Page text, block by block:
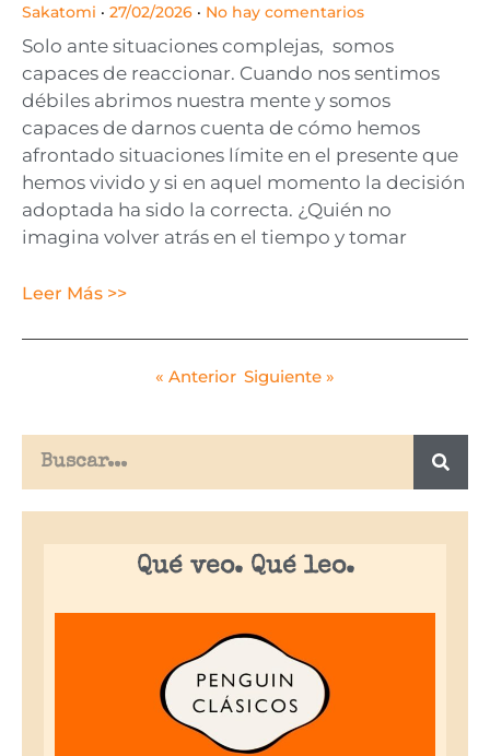
Sakatomi 27/02/2026 No hay comentarios
Solo ante situaciones complejas, somos
capaces de reaccionar. Cuando nos sentimos
débiles abrimos nuestra mente y somos
capaces de darnos cuenta de cómo hemos
afrontado situaciones límite en el presente que
hemos vivido y si en aquel momento la decisión
adoptada ha sido la correcta. ¿Quién no
imagina volver atrás en el tiempo y tomar
Leer Más >>
« Anterior Siguiente »
Qué veo. Qué leo.